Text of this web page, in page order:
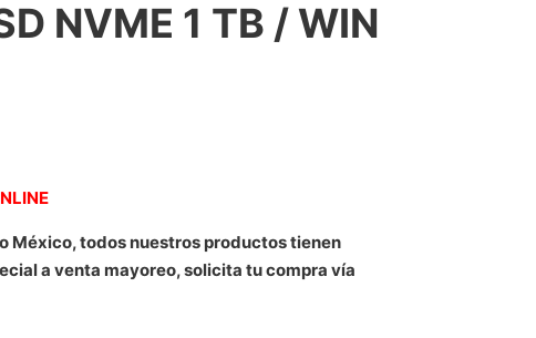
NVME 1 TB / WIN
México, todos nuestros productos tienen
a venta mayoreo, solicita tu compra vía